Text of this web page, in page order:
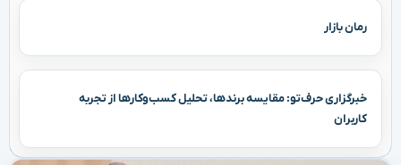
رمان بازار
خبرگزاری حرف‌تو: مقایسه برندها، تحلیل کسب‌وکارها از تجربه
کاربران